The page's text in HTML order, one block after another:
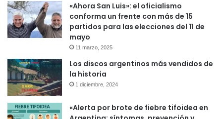
«Ahora San Luis»: el oficialismo
conforma un frente con más de 15
partidos para las elecciones del 11 de
mayo
11 marzo, 2025
Los discos argentinos más vendidos de
la historia
1 diciembre, 2024
«Alerta por brote de fiebre tifoidea en